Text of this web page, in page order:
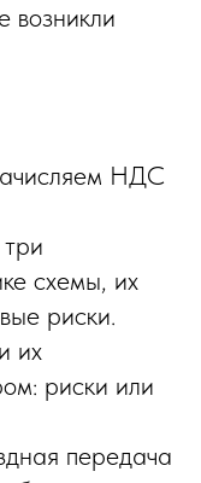
возникли
НДС
схемы, их
риски.
их
риски или
передача